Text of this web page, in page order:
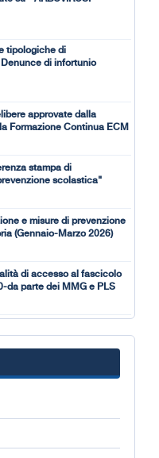
tipologiche di
di infortunio
approvate dalla
Nazionale per la Formazione Continua ECM
stampa di
scolastica"
e misure di prevenzione
(Gennaio-Marzo 2026)
di accesso al fascicolo
sanitario elettronico (FSE) 2.0-da parte dei MMG e PLS